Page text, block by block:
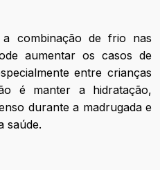
a combinação de frio nas
aumentar os casos de
entre crianças
é manter a hidratação,
durante a madrugada e
saúde.